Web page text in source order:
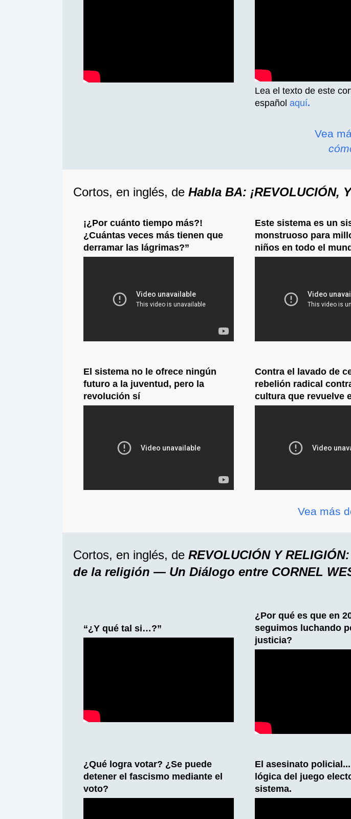
Lea el texto de este
español aquí.
Vea
Cortos, en inglés, deHabla BA: ¡REVOLUCIÓN,
¡¿Por cuánto tiempo más?!
¿Cuántas veces más tienen que
derramar las lágrimas?”
Este sistema es un
monstruoso para
niños en todo el
El sistema no le ofrece ningún
futuro a la juventud, pero la
revolución sí
Contra el lavado de
rebelión radical
cultura que revuelve
Vea más
Cortos, en inglés, deREVOLUCIÓN Y
de la religión — Un Diálogo entre CORNEL
“¿Y qué tal si…?”
¿Por qué es que en
seguimos luchando
justicia?
¿Qué logra votar? ¿Se puede
detener el fascismo mediante el
voto?
El asesinato
lógica del juego
sistema.